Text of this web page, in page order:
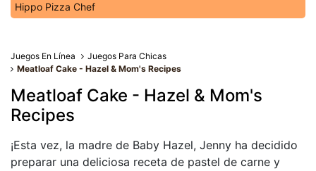
Hippo Pizza Chef
Juegos En Línea
Juegos Para Chicas
Meatloaf Cake - Hazel & Mom's Recipes
Meatloaf Cake - Hazel & Mom's
Recipes
¡Esta vez, la madre de Baby Hazel, Jenny ha decidido
preparar una deliciosa receta de pastel de carne y